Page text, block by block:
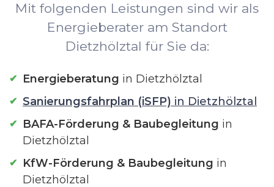
Mit folgenden Leistungen sind wir als
Energieberater am Standort
Dietzhölztal für Sie da:
Energieberatung in Dietzhölztal
Sanierungsfahrplan (iSFP) in Dietzhölztal
BAFA-Förderung & Baubegleitung in
Dietzhölztal
KfW-Förderung & Baubegleitung in
Dietzhölztal